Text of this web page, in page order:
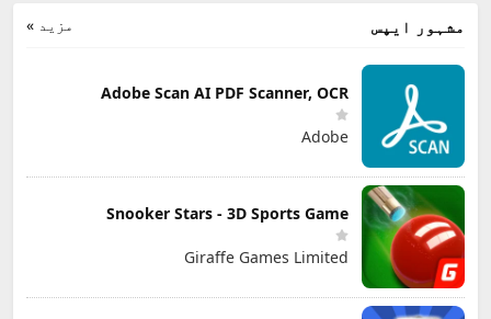
مزید » مشہور ایپس
Adobe Scan AI PDF Scanner, OCR
Adobe
Snooker Stars - 3D Sports Game
Giraffe Games Limited